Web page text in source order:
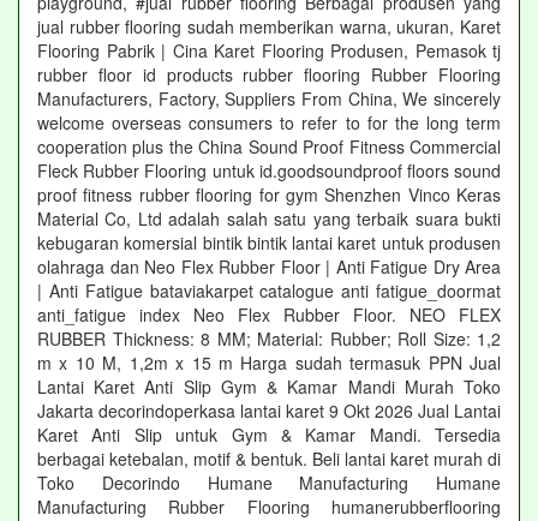
jual rubber flooring sudah memberikan warna, ukuran, Karet
Flooring Pabrik | Cina Karet Flooring Produsen, Pemasok tj
rubber floor id products rubber flooring Rubber Flooring
Manufacturers, Factory, Suppliers From China, We sincerely
welcome overseas consumers to refer to for the long term
cooperation plus the China Sound Proof Fitness Commercial
Fleck Rubber Flooring untuk id.goodsoundproof floors sound
proof fitness rubber flooring for gym Shenzhen Vinco Keras
Material Co, Ltd adalah salah satu yang terbaik suara bukti
kebugaran komersial bintik bintik lantai karet untuk produsen
olahraga dan Neo Flex Rubber Floor | Anti Fatigue Dry Area
| Anti Fatigue bataviakarpet catalogue anti fatigue_doormat
anti_fatigue index Neo Flex Rubber Floor. NEO FLEX
RUBBER Thickness: 8 MM; Material: Rubber; Roll Size: 1,2
m x 10 M, 1,2m x 15 m Harga sudah termasuk PPN Jual
Lantai Karet Anti Slip Gym & Kamar Mandi Murah Toko
Jakarta decorindoperkasa lantai karet 9 Okt 2026 Jual Lantai
Karet Anti Slip untuk Gym & Kamar Mandi. Tersedia
berbagai ketebalan, motif & bentuk. Beli lantai karet murah di
Toko Decorindo Humane Manufacturing Humane
Manufacturing Rubber Flooring humanerubberflooring